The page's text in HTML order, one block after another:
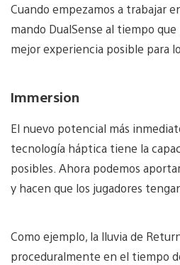
Cuando empezamos a trabajar
mando DualSense al tiempo
mejor experiencia posible para
Immersion
El nuevo potencial más
tecnología háptica tiene la
posibles. Ahora podemos
y hacen que los jugadores
Como ejemplo, la lluvia de
proceduralmente en el tiempo